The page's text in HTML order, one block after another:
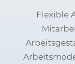
Flexible